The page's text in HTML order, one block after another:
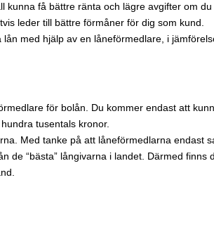
kunna få bättre ränta och lägre avgifter om
leder till bättre förmåner för dig som kund.
med hjälp av en låneförmedlare, i
för bolån. Du kommer endast att
tusentals kronor.
Med tanke på att låneförmedlarna endast
de “bästa” långivarna i landet. Därmed